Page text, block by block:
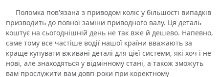
Поломка пов'язана з приводом коліс у більшості випадків
призводить до повної заміни приводного валу. Ця деталь
коштує на сьогоднішній день не так вже й дешево. Напевно,
саме тому все частіше водії нашої країни вважають за
краще купувати вживані деталі для цієї системи, які хоч і не
нові, але знаходяться у відмінному стані, а також зможуть
вам прослужити вам довгі роки при коректному